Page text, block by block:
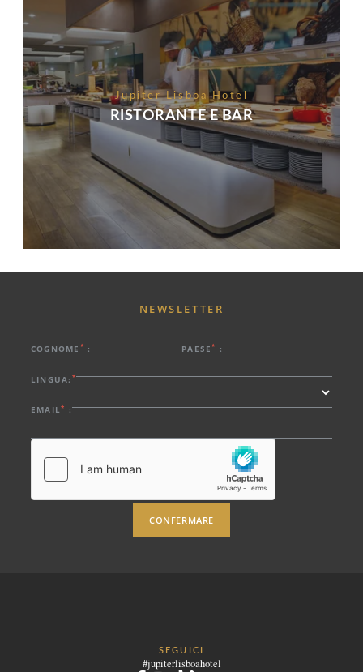
Jupiter Lisboa Hotel
RISTORANTE E BAR
COGNOME * : PAESE* :
LINGUA: *
EMAIL* :
CONFERMARE
NEWSLETTER
SEGUICI
#jupiterlisboahotel